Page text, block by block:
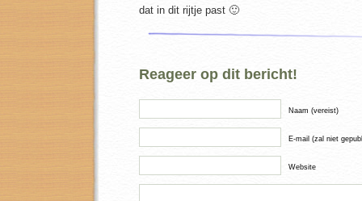
dat in dit rijtje past 🙂
Reageer op dit bericht!
Naam (vereist)
E-mail (zal niet
Website